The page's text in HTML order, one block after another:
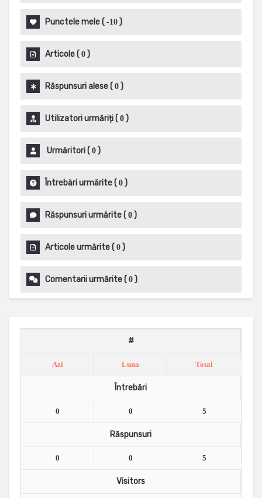
Punctele mele( -10 )
Articole( 0 )
Răspunsuri alese( 0 )
Utilizatori urmăriți( 0 )
Urmăritori( 0 )
Întrebări urmărite( 0 )
Răspunsuri urmărite( 0 )
Articole urmărite( 0 )
Comentarii urmărite( 0 )
#
Azi Luna Total
Întrebări
0 0 5
Răspunsuri
0 0 5
Visitors